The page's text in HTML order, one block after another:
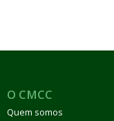
O CMCC
Quem somos